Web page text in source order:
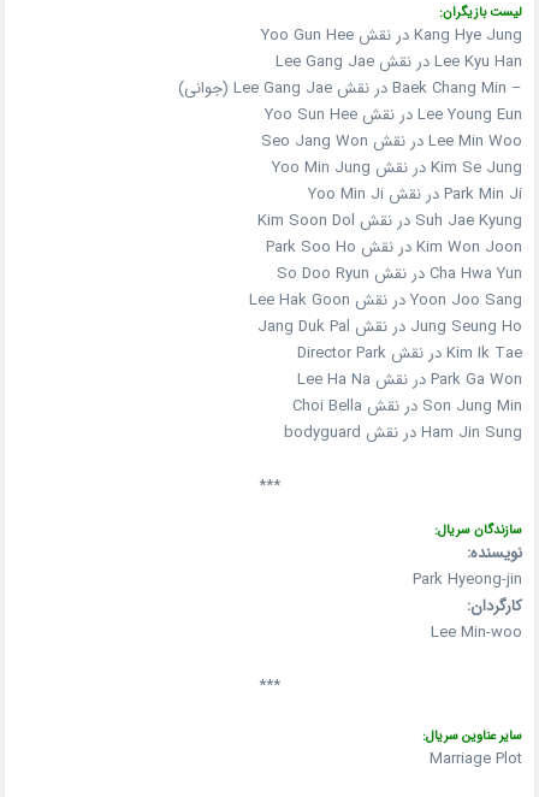
لیست بازیگران:
Kang Hye Jung در نقش Yoo Gun Hee
Lee Kyu Han در نقش Lee Gang Jae
– Baek Chang Min در نقش Lee Gang Jae (جوانی)
Lee Young Eun در نقش Yoo Sun Hee
Lee Min Woo در نقش Seo Jang Won
Kim Se Jung در نقش Yoo Min Jung
Park Min Ji در نقش Yoo Min Ji
Suh Jae Kyung در نقش Kim Soon Dol
Kim Won Joon در نقش Park Soo Ho
Cha Hwa Yun در نقش So Doo Ryun
Yoon Joo Sang در نقش Lee Hak Goon
Jung Seung Ho در نقش Jang Duk Pal
Kim Ik Tae در نقش Director Park
Park Ga Won در نقش Lee Ha Na
Son Jung Min در نقش Choi Bella
Ham Jin Sung در نقش bodyguard
***
سازندگان سریال:
نویسنده:
Park Hyeong-jin
کارگردان:
Lee Min-woo
***
سایر عناوین سریال:
Marriage Plot